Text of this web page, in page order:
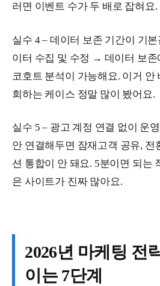
러면 이벤트 수가 두 배로 잡혀요.
실수 4 – 데이터 보존 기간이 기
이터 수집 및 수정 → 데이터 보존
코호트 분석이 가능해요. 이거 안
회하는 케이스 정말 많이 봤어요.
실수 5 – 광고 계정 연결 없이 운
안 연결해두면 잠재고객 공유, 전
션 통합이 안 돼요. 5분이면 되는
은 사이트가 진짜 많아요.
2026년 마케팅 전
이는 7단계